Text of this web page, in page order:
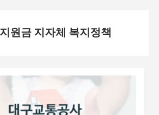
원금 지자체 복지정책